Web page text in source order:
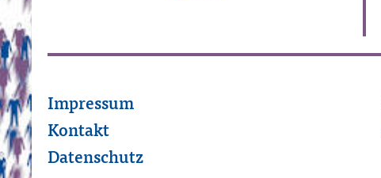
Impressum
Kontakt
Datenschutz